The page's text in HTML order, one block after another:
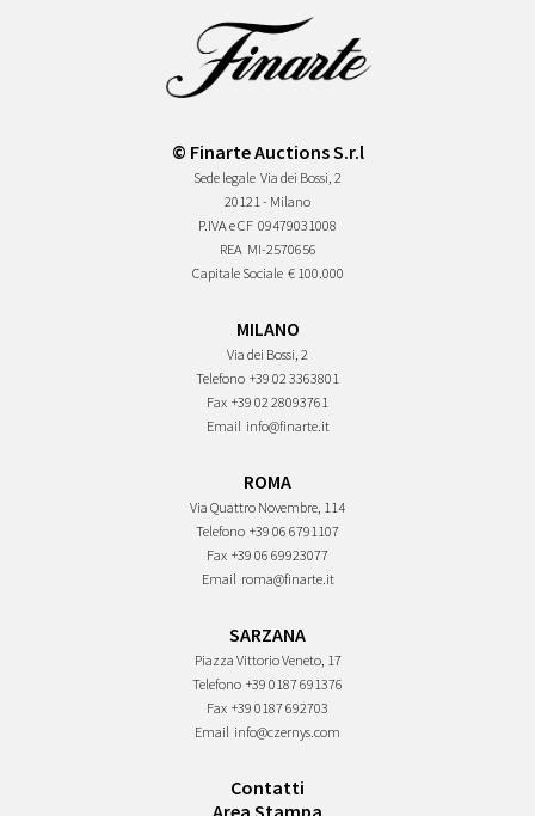
© Finarte Auctions S.r.l
Sede legale Via dei Bossi, 2
20121 - Milano
P.IVA e CF 09479031008
REA MI-2570656
Capitale Sociale € 100.000
MILANO
Via dei Bossi, 2
Telefono +39 02 3363801
Fax +39 02 28093761
Email info@finarte.it
ROMA
Via Quattro Novembre, 114
Telefono +39 06 6791107
Fax +39 06 69923077
Email roma@finarte.it
SARZANA
Piazza Vittorio Veneto, 17
Telefono +39 0187 691376
Fax +39 0187 692703
Email info@czernys.com
Contatti